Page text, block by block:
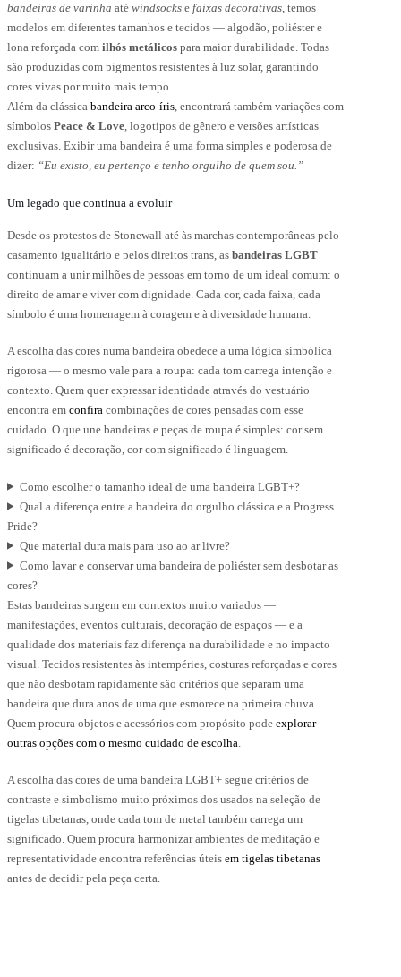
bandeiras de varinha até windsocks e faixas decorativas, temos
modelos em diferentes tamanhos e tecidos — algodão, poliéster e
lona reforçada com ilhós metálicos para maior durabilidade. Todas
são produzidas com pigmentos resistentes à luz solar, garantindo
cores vivas por muito mais tempo.
Além da clássica bandeira arco-íris, encontrará também variações com
símbolos Peace & Love, logotipos de gênero e versões artísticas
exclusivas. Exibir uma bandeira é uma forma simples e poderosa de
dizer: “Eu existo, eu pertenço e tenho orgulho de quem sou.”
Um legado que continua a evoluir
Desde os protestos de Stonewall até às marchas contemporâneas pelo
casamento igualitário e pelos direitos trans, as bandeiras LGBT
continuam a unir milhões de pessoas em torno de um ideal comum: o
direito de amar e viver com dignidade. Cada cor, cada faixa, cada
símbolo é uma homenagem à coragem e à diversidade humana.
A escolha das cores numa bandeira obedece a uma lógica simbólica
rigorosa — o mesmo vale para a roupa: cada tom carrega intenção e
contexto. Quem quer expressar identidade através do vestuário
encontra em confira combinações de cores pensadas com esse
cuidado. O que une bandeiras e peças de roupa é simples: cor sem
significado é decoração, cor com significado é linguagem.
Como escolher o tamanho ideal de uma bandeira LGBT+?
Qual a diferença entre a bandeira do orgulho clássica e a Progress
Pride?
Que material dura mais para uso ao ar livre?
Como lavar e conservar uma bandeira de poliéster sem desbotar as
cores?
Estas bandeiras surgem em contextos muito variados —
manifestações, eventos culturais, decoração de espaços — e a
qualidade dos materiais faz diferença na durabilidade e no impacto
visual. Tecidos resistentes às intempéries, costuras reforçadas e cores
que não desbotam rapidamente são critérios que separam uma
bandeira que dura anos de uma que esmorece na primeira chuva.
Quem procura objetos e acessórios com propósito pode explorar
outras opções com o mesmo cuidado de escolha
A escolha das cores de uma bandeira LGBT+ segue critérios de
contraste e simbolismo muito próximos dos usados na seleção de
tigelas tibetanas, onde cada tom de metal também carrega um
significado. Quem procura harmonizar ambientes de meditação e
representatividade encontra referências úteis em tigelas tibetanas
antes de decidir pela peça certa.